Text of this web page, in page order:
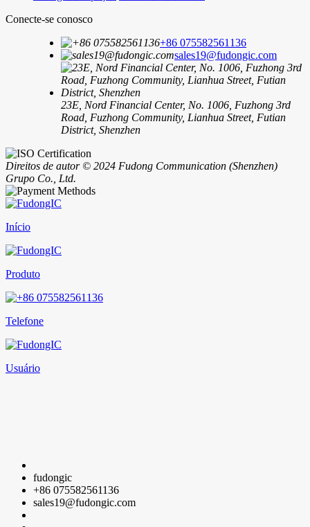
Conecte-se conosco
+86 075582561136
sales19@fudongic.com
23E, Nord Financial Center, No. 1006, Fuzhong 3rd
Road, Fuzhong Community, Lianhua Street, Futian
District, Shenzhen
Direitos de autor © 2024 Fudong Communication (Shenzhen)
Grupo Co., Ltd.
Início
Produto
Telefone
Usuário
fudongic
+86 075582561136
sales19@fudongic.com